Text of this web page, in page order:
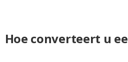
Hoe converteert u